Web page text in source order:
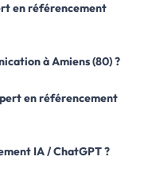
en référencement
à Amiens (80) ?
en référencement
IA / ChatGPT ?